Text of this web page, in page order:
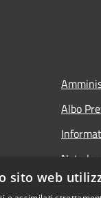
Albo
Note
sito web